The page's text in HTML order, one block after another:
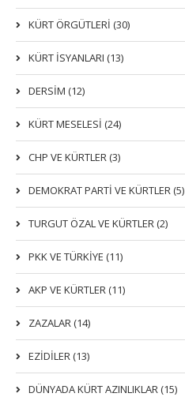
KÜRT ÖRGÜTLERİ (30)
KÜRT İSYANLARI (13)
DERSIM (12)
KÜRT MESELESİ (24)
CHP VE KÜRTLER (3)
DEMOKRAT PARTI VE KÜRTLER (5)
TURGUT ÖZAL VE KÜRTLER (2)
PKK VE TÜRKIYE (11)
AKP VE KÜRTLER (11)
ZAZALAR (14)
EZIDILER (13)
DÜNYADA KÜRT AZINLIKLAR (15)